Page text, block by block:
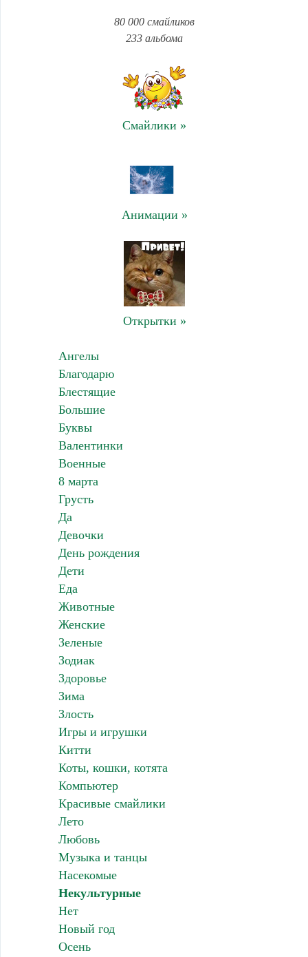
80 000 смайликов
233 альбома
Смайлики »
Анимации »
Открытки »
Ангелы
Благодарю
Блестящие
Большие
Буквы
Валентинки
Военные
8 марта
Грусть
Да
Девочки
День рождения
Дети
Еда
Животные
Женские
Зеленые
Зодиак
Здоровье
Зима
Злость
Игры и игрушки
Китти
Коты, кошки, котята
Компьютер
Красивые смайлики
Лето
Любовь
Музыка и танцы
Насекомые
Некультурные
Нет
Новый год
Осень